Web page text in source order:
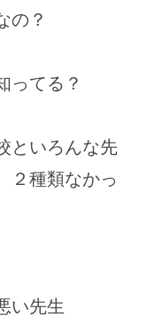
の？
ってる？
といろんな先
２種類なかっ
い先生